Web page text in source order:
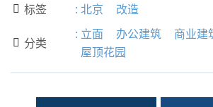
 标签 : 北京 改造
 分类
: 立面 办公建筑
商业建
屋顶花园